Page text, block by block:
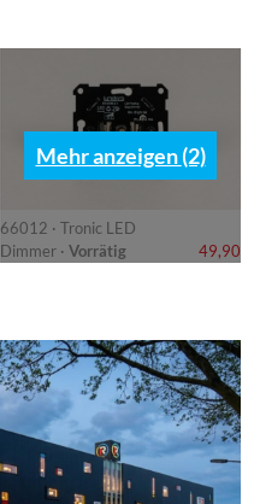
66012 · Tronic LED
Dimmer · Vorrätig 49,90
Mehr anzeigen (2)